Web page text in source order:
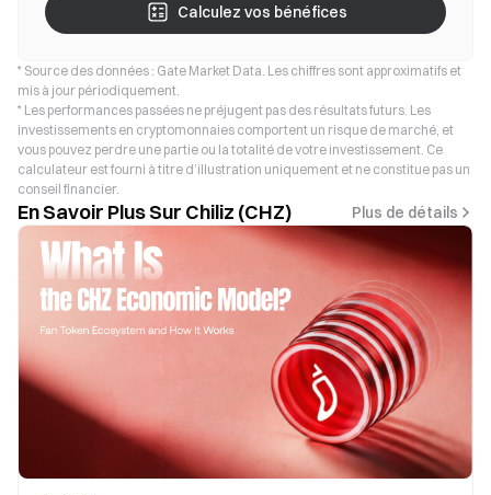
Calculez vos bénéfices
* Source des données : Gate Market Data. Les chiffres sont approximatifs et
mis à jour périodiquement.
* Les performances passées ne préjugent pas des résultats futurs. Les
investissements en cryptomonnaies comportent un risque de marché, et
vous pouvez perdre une partie ou la totalité de votre investissement. Ce
calculateur est fourni à titre d’illustration uniquement et ne constitue pas un
conseil financier.
En Savoir Plus Sur Chiliz (CHZ) Plus de détails